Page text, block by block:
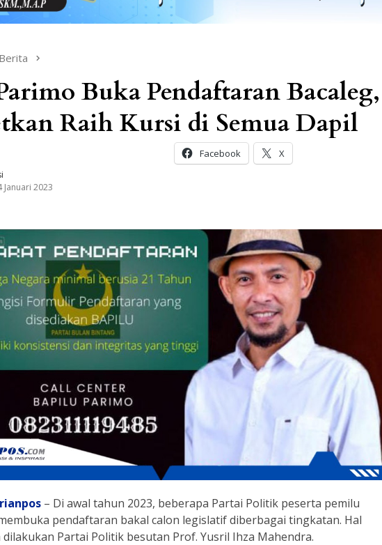
Berita
Buka Pendaftaran Bacaleg,
Raih Kursi di Semua Dapil
Januari 2023
Facebook X
– Di awal tahun 2023, beberapa Partai Politik peserta pemilu
pendaftaran bakal calon legislatif diberbagai tingkatan. Hal
Partai Politik besutan Prof. Yusril Ihza Mahendra.